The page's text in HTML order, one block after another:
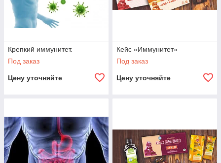
Крепкий иммунитет.
Под заказ
Цену уточняйте
Кейс «Иммунитет»
Под заказ
Цену уточняйте